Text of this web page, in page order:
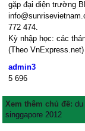
gặp đại diện trường
772 474.
Kỳ nhập học: các
(Theo VnExpress.net)
admin3
5 696
Xem thêm chủ đề:du
singgapore 2012